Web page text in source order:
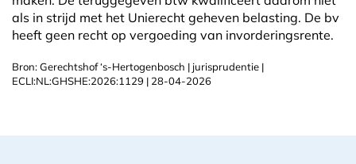
als in strijd met het Unierecht geheven belasting. De bv
heeft geen recht op vergoeding van invorderingsrente.
Bron: Gerechtshof ‘s-Hertogenbosch | jurisprudentie |
ECLI:NL:GHSHE:2026:1129 | 28-04-2026